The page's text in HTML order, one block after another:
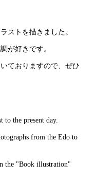
ストを描きました。
が好きです。
ておりますので、ぜひ
to the present day.
from the Edo to
the "Book illustration"